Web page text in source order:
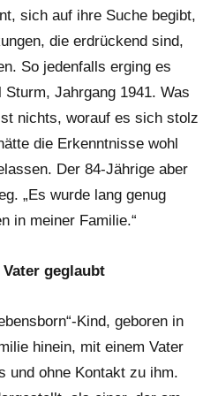
sich auf ihre Suche begibt,
die erdrückend sind,
So jedenfalls erging es
Jahrgang 1941. Was
nichts, worauf es sich stolz
die Erkenntnisse wohl
Der 84-Jährige aber
„Es wurde lang genug
in meiner Familie.“
geglaubt
Kind, geboren in
hinein, mit einem Vater
und ohne Kontakt zu ihm.